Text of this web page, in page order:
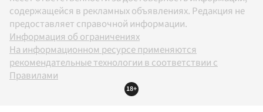
содержащейся в рекламных объявлениях. Редакция не
предоставляет справочной информации.
Информация об ограничениях
На информационном ресурсе применяются
рекомендательные технологии в соответствии с
Правилами
18+